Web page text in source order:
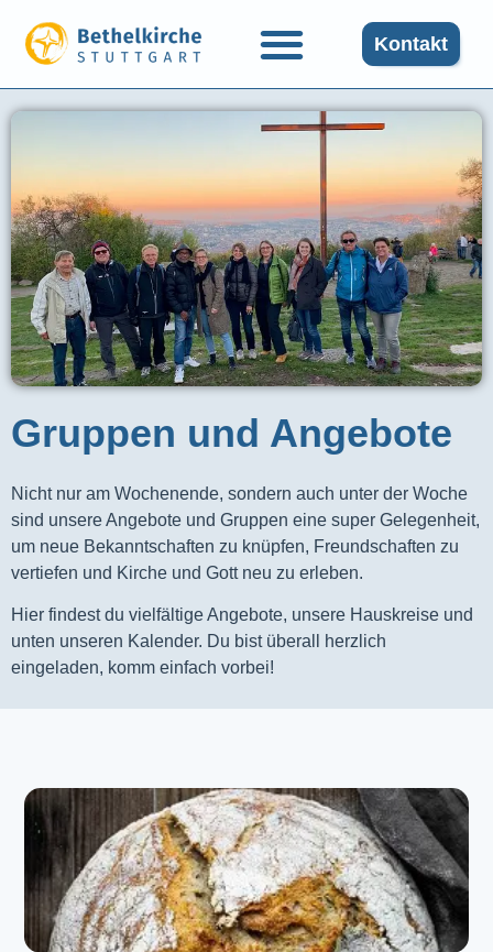
Kontakt
Gruppen und Angebote​
Nicht nur am Wochenende, sondern auch unter der Woche
sind unsere Angebote und Gruppen eine super Gelegenheit,
um neue Bekanntschaften zu knüpfen, Freundschaften zu
vertiefen und Kirche und Gott neu zu erleben.
Hier findest du vielfältige Angebote, unsere Hauskreise und
unten unseren Kalender. Du bist überall herzlich
eingeladen, komm einfach vorbei!